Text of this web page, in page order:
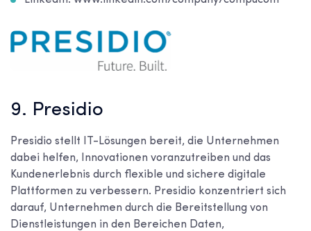
9. Presidio
Presidio stellt IT-Lösungen bereit, die Unternehmen
dabei helfen, Innovationen voranzutreiben und das
Kundenerlebnis durch flexible und sichere digitale
Plattformen zu verbessern. Presidio konzentriert sich
darauf, Unternehmen durch die Bereitstellung von
Dienstleistungen in den Bereichen Daten,